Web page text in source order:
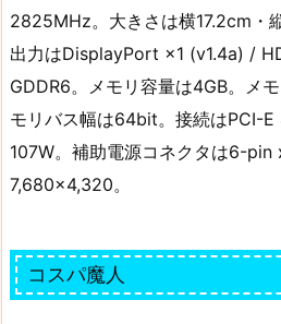
2825MHz。大きさは横17.2cm・
出力はDisplayPort ×1 (v1.4a) /
GDDR6。メモリ容量は4GB。メ
モリバス幅は64bit。接続はPCI-
107W。補助電源コネクタは6-pin
7,680×4,320。
コスパ魔人